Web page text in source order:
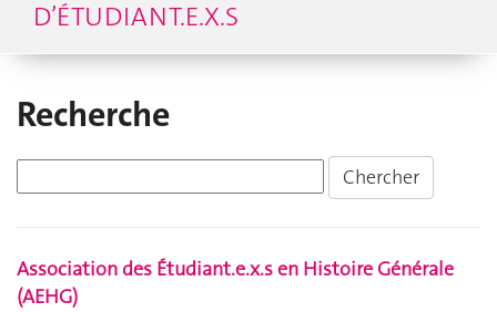
D’ÉTUDIANT.E.X.S
Recherche
Association des Étudiant.e.x.s en Histoire Générale
(AEHG)